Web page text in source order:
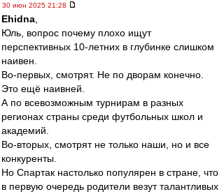
30 июн 2025 21:28
Ehidna
Юль, вопрос почему плохо ищут
перспективных 10-летних в глубинке слишком
наивен.
Во-первых, смотрят. Не по дворам конечно.
Это ещё наивней.
А по всевозможным турнирам в разных
регионах страны среди футбольных школ и
академий.
Во-вторых, смотрят не только наши, но и все
конкуренты.
Но Спартак настолько популярен в стране, что
в первую очередь родители везут талантливых